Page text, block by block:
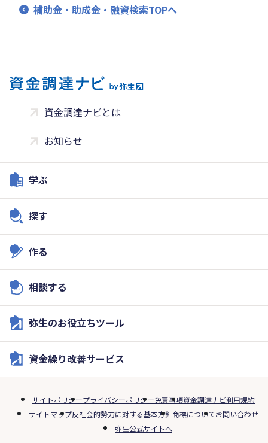
補助金・助成金・融資検索TOPへ
資金調達ナビとは
お知らせ
学ぶ
探す
作る
相談する
弥生のお役立ちツール
資金繰り改善サービス
サイトポリシープライバシーポリシー免責事項資金調達ナビ利用規約
サイトマップ反社会的勢力に対する基本方針商標についてお問い合わせ
弥生公式サイトへ